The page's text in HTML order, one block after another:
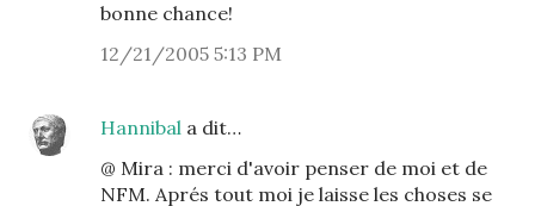
bonne chance!
12/21/2005 5:13 PM
Hannibal a dit…
@ Mira : merci d'avoir penser de moi et de
NFM. Aprés tout moi je laisse les choses se